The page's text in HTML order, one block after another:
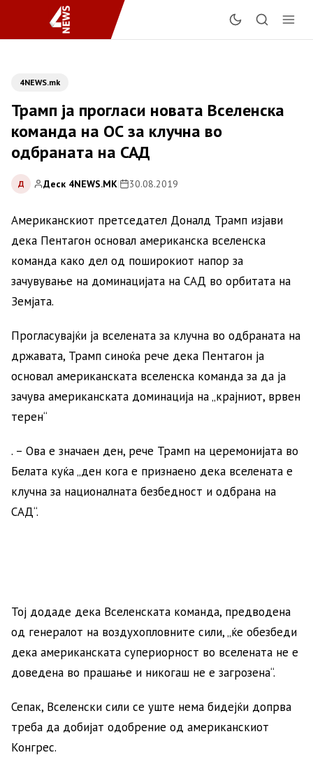
4NEWS.mk
Трамп ја прогласи новата Вселенска
команда на ОС за клучна во
одбраната на САД
Д Деск 4NEWS.MK| 30.08.2019
Американскиот претседател Доналд Трамп изјави
дека Пентагон основал американска вселенска
команда како дел од поширокиот напор за
зачувување на доминацијата на САД во орбитата на
Земјата.
Прогласувајќи ја вселената за клучна во одбраната на
државата, Трамп синоќа рече дека Пентагон ја
основал американската вселенска команда за да ја
зачува американската доминација на „крајниот, врвен
терен“
. – Ова е значаен ден, рече Трамп на церемонијата во
Белата куќа „ден кога е признаено дека вселената е
клучна за националната безбедност и одбрана на
САД“.
Тој додаде дека Вселенската команда, предводена
од генералот на воздухопловните сили, „ќе обезбеди
дека американската супериорност во вселената не е
доведена во прашање и никогаш не е загрозена“.
Сепак, Вселенски сили се уште нема бидејќи допрва
треба да добијат одобрение од американскиот
Конгрес.